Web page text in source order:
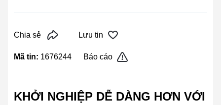
Chia sẻ Lưu tin
Mã tin: 1676244 Báo cáo
KHỞI NGHIỆP DỄ DÀNG HƠN VỚI